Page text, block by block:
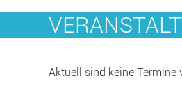
Aktuell sind keine Termine